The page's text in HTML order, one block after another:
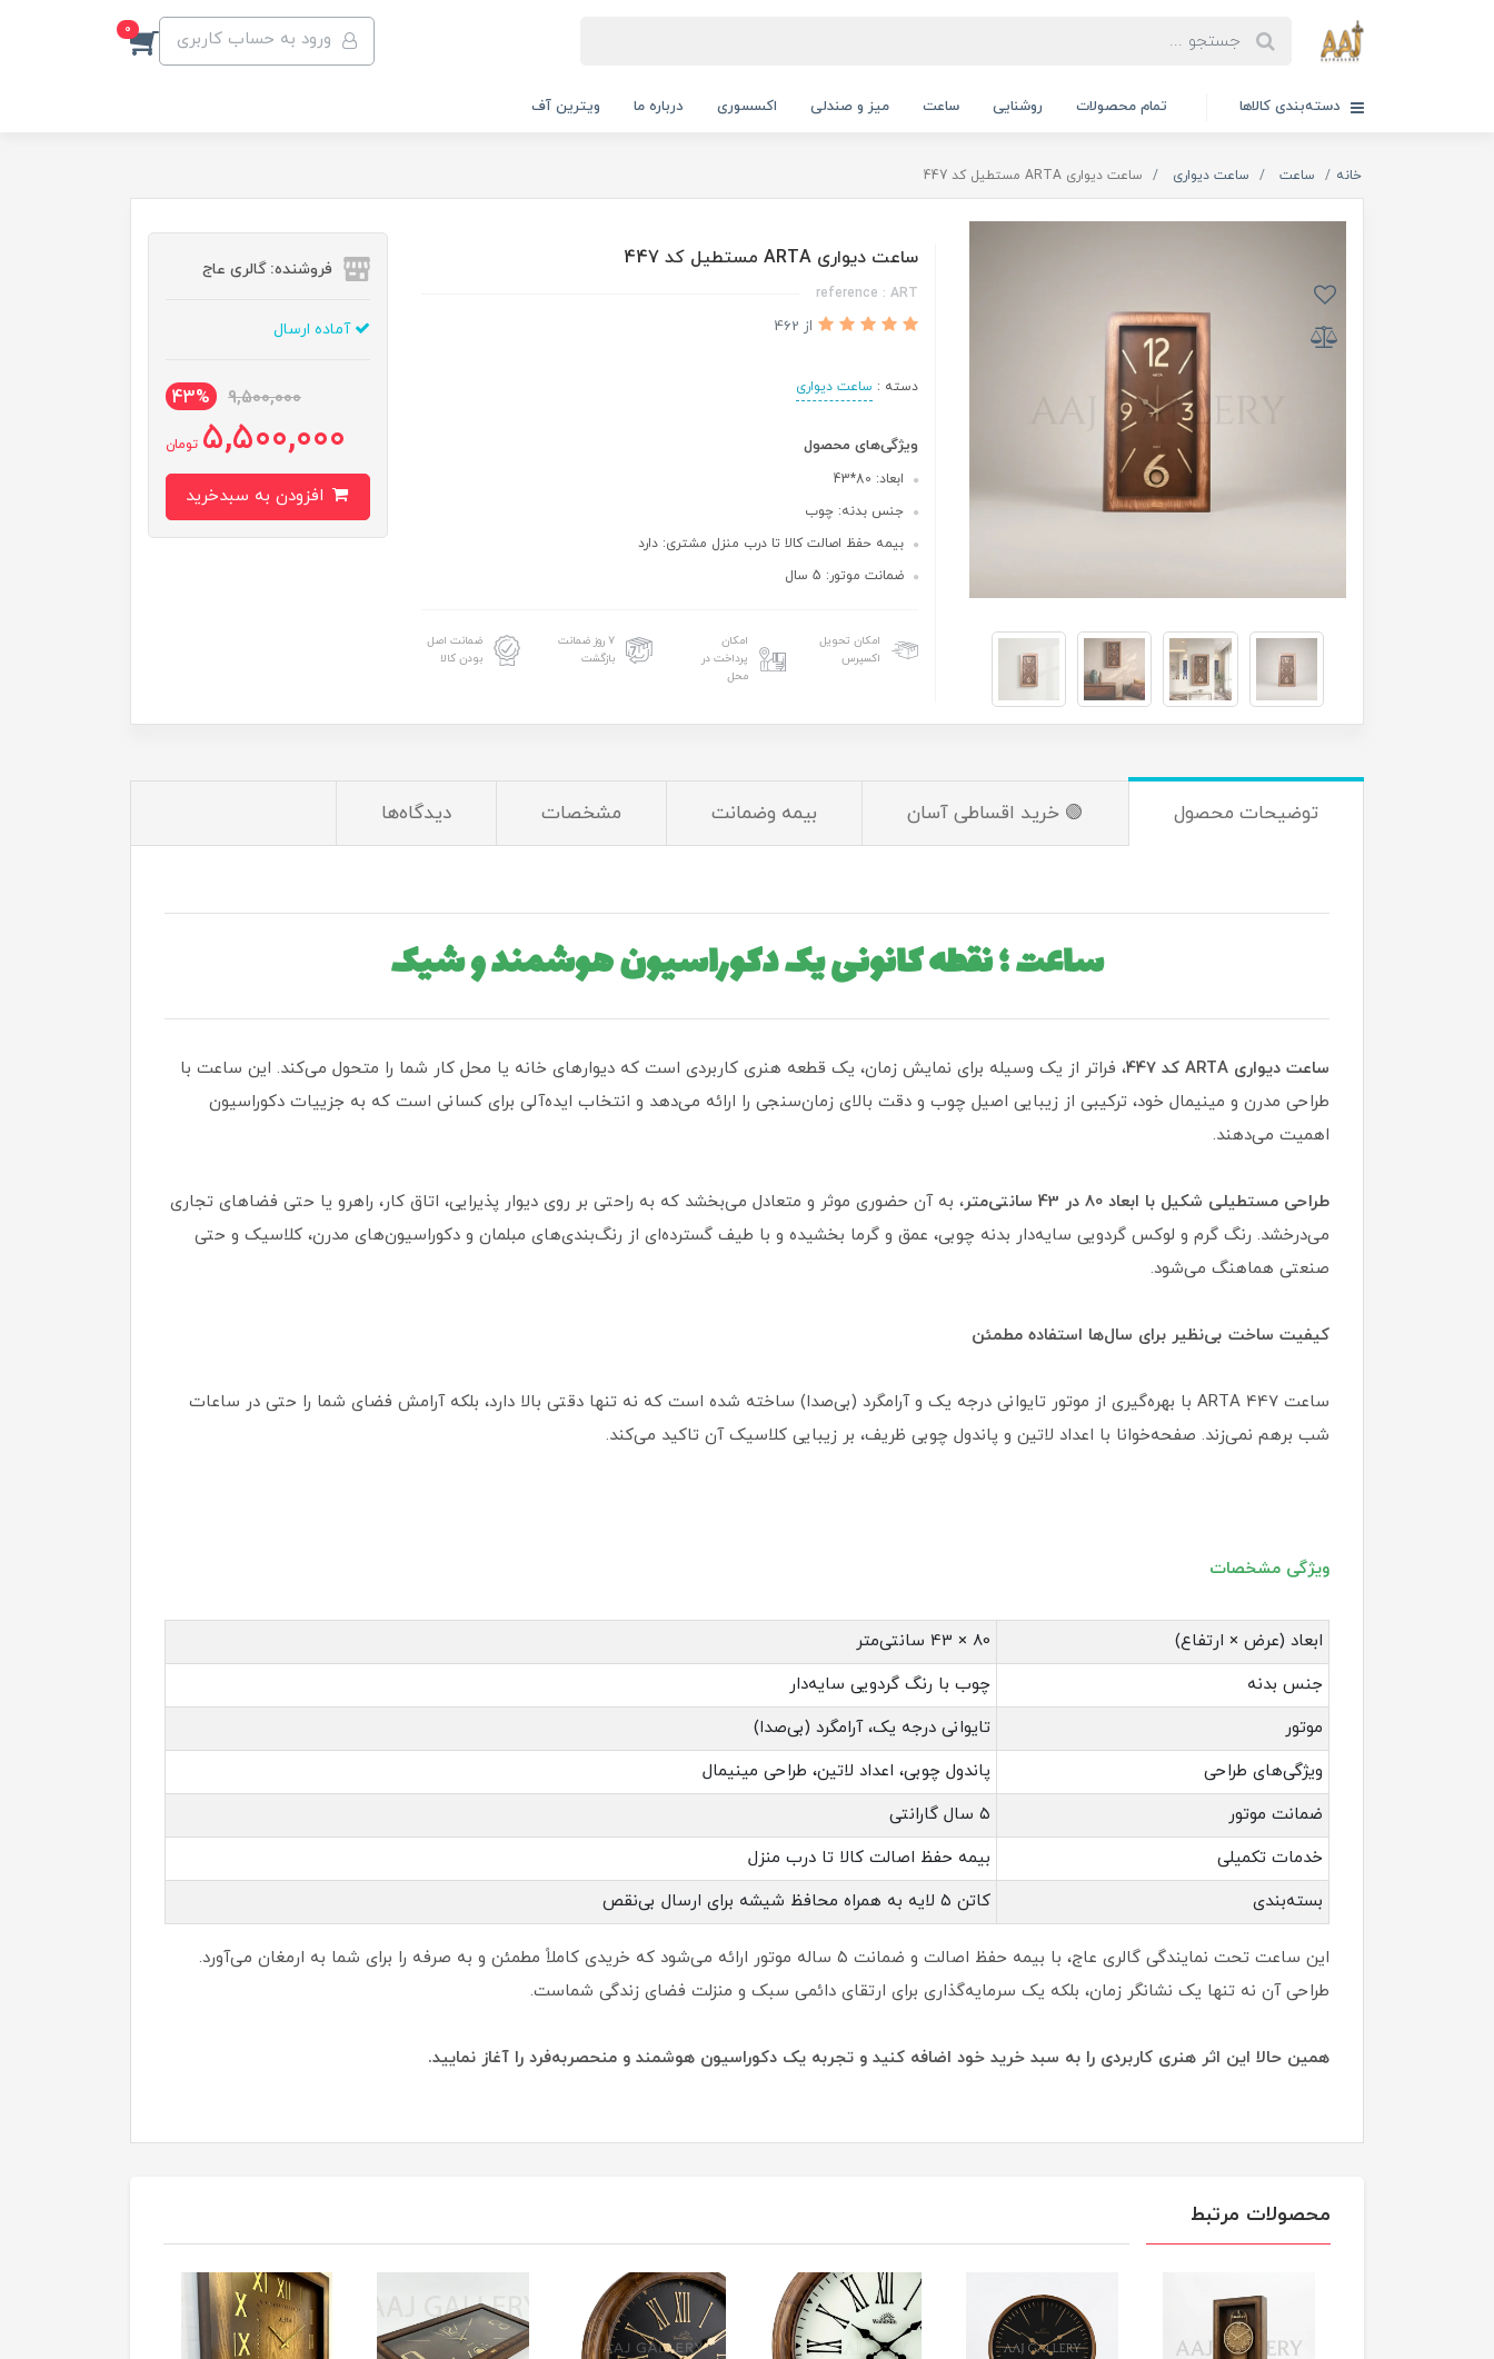
ورود به حساب کاربری 0
دسته‌بندی کالاها تمام محصولات روشنایی ساعت میز و صندلی اکسسوری درباره ما ویترین آف
خانه ساعت ساعت دیواری ساعت دیواری ARTA مستطیل کد 447
ساعت دیواری ARTA مستطیل کد 447
reference : ART
از 462
دسته : ساعت دیواری
ویژگی‌های محصول
ابعاد: 80*43
جنس بدنه: چوب
بیمه حفظ اصالت کالا تا درب منزل مشتری: دارد
ضمانت موتور: 5 سال
امکان تحویل
اکسپرس
امکان
پرداخت در
محل
۷ روز ضمانت
بازگشت
ضمانت اصل
بودن کالا
فروشنده: گالری عاج
آماده ارسال
9,500,000
43%
5,500,000 تومان
توضیحات محصول 🟢 خرید اقساطی آسان بیمه وضمانت مشخصات دیدگاه‌ها
ساعت ؛ نقطه کانونی یک دکوراسیون هوشمند و شیک
ساعت دیواری ARTA کد 447
، فراتر از یک وسیله برای نمایش زمان، یک قطعه هنری کاربردی است که دیوارهای خانه یا محل کار شما را متحول می‌کند. این ساعت با
طراحی مدرن و مینیمال خود، ترکیبی از زیبایی اصیل چوب و دقت بالای زمان‌سنجی را ارائه می‌دهد و انتخاب ایده‌آلی برای کسانی است که به جزییات دکوراسیون
اهمیت می‌دهند.
طراحی مستطیلی شکیل با ابعاد 80 در 43 سانتی‌متر
، به آن حضوری موثر و متعادل می‌بخشد که به راحتی بر روی دیوار پذیرایی، اتاق کار، راهرو یا حتی فضاهای تجاری
می‌درخشد. رنگ گرم و لوکس گردویی سایه‌دار بدنه چوبی، عمق و گرما بخشیده و با طیف گسترده‌ای از رنگ‌بندی‌های مبلمان و دکوراسیون‌های مدرن، کلاسیک و حتی
صنعتی هماهنگ می‌شود.
کیفیت ساخت بی‌نظیر برای سال‌ها استفاده مطمئن
ساعت ARTA 447 با بهره‌گیری از موتور تایوانی درجه یک و آرامگرد (بی‌صدا) ساخته شده است که نه تنها دقتی بالا دارد، بلکه آرامش فضای شما را حتی در ساعات
شب برهم نمی‌زند. صفحه‌خوانا با اعداد لاتین و پاندول چوبی ظریف، بر زیبایی کلاسیک آن تاکید می‌کند.
ویژگی مشخصات
ابعاد (عرض × ارتفاع)
80 × 43 سانتی‌متر
جنس بدنه
چوب با رنگ گردویی سایه‌دار
موتور
تایوانی درجه یک، آرامگرد (بی‌صدا)
ویژگی‌های طراحی
پاندول چوبی، اعداد لاتین، طراحی مینیمال
ضمانت موتور
۵ سال گارانتی
خدمات تکمیلی
بیمه حفظ اصالت کالا تا درب منزل
بسته‌بندی
کاتن ۵ لایه به همراه محافظ شیشه برای ارسال بی‌نقص
این ساعت تحت نمایندگی گالری عاج، با بیمه حفظ اصالت و ضمانت ۵ ساله موتور ارائه می‌شود که خریدی کاملاً مطمئن و به صرفه را برای شما به ارمغان می‌آورد.
طراحی آن نه تنها یک نشانگر زمان، بلکه یک سرمایه‌گذاری برای ارتقای دائمی سبک و منزلت فضای زندگی شماست.
همین حالا این اثر هنری کاربردی را به سبد خرید خود اضافه کنید و تجربه یک دکوراسیون هوشمند و منحصربه‌فرد را آغاز نمایید.
محصولات مرتبط